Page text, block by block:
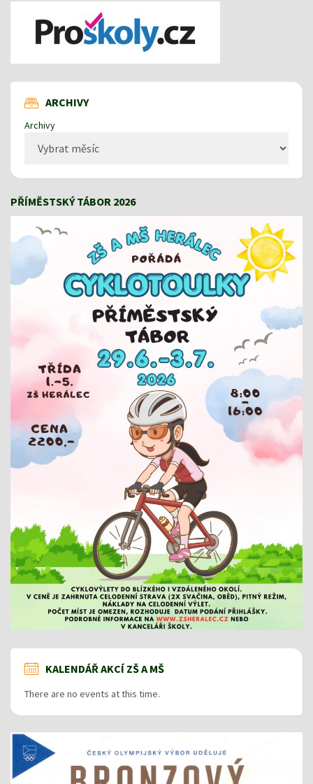
ARCHIVY
Archivy
PŘÍMĚSTSKÝ TÁBOR 2026
KALENDÁŘ AKCÍ ZŠ A MŠ
There are no events at this time.